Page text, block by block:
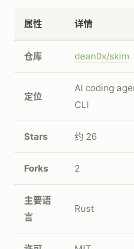
属性 详情
仓库 dean0x/skim
定位
AI coding
CLI
Stars 约 26
Forks 2
主要语
言
Rust